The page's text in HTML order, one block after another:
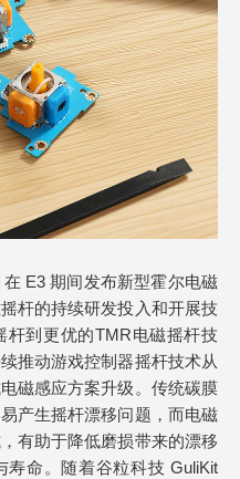
E3 期间发布新型霍尔电磁
杆的持续研发投入和开展技
到更优的TMR电磁摇杆技
推动游戏控制器摇杆技术从
磁感应方案升级。传统碳膜
产生摇杆漂移问题，而电磁
有助于降低磨损带来的漂移
寿命。随着谷粒科技 GuliKit